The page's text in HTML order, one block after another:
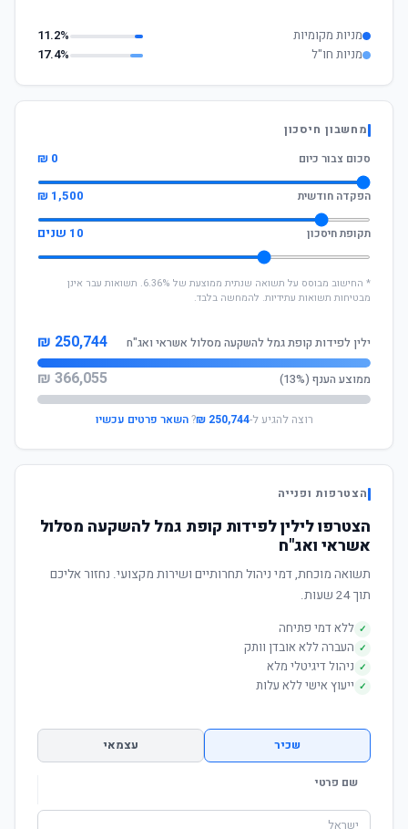
מניות מקומיות
11.2%
מניות חו"ל
17.4%
מחשבון חיסכון
סכום צבור כיום
0 ₪
הפקדה חודשית 1,500 ₪
תקופת חיסכון 10 שנים
* החישוב מבוסס על תשואה שנתית ממוצעת של 6.36%. תשואות עבר אינן
מבטיחות תשואות עתידיות. להמחשה בלבד.
ילין לפידות קופת גמל להשקעה מסלול אשראי ואג"ח 250,744 ₪
ממוצע הענף (13%) 366,055 ₪
רוצה להגיע ל-250,744 ₪
?השאר פרטים עכשיו
הצטרפות ופנייה
הצטרפו לילין לפידות קופת גמל להשקעה מסלול
אשראי ואג"ח
תשואה מוכחת, דמי ניהול תחרותיים ושירות מקצועי. נחזור אליכם
תוך 24 שעות.
✓ ללא דמי פתיחה
✓ העברה ללא אובדן וותק
✓ ניהול דיגיטלי מלא
✓ ייעוץ אישי ללא עלות
שכיר עצמאי
שם פרטי